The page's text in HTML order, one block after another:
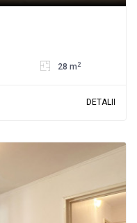
28 m 2
DETALII